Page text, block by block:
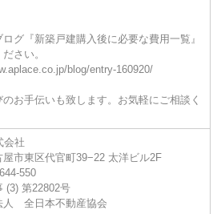
グ『新築戸建購入後に必要な費用一覧』
さい。
blog/entry-160920/
お手伝いも致します。お気軽にご相談く
会社
屋市東区代官町39−22 太洋ビル2F
550
(3) 第22802号
人 全日本不動産協会